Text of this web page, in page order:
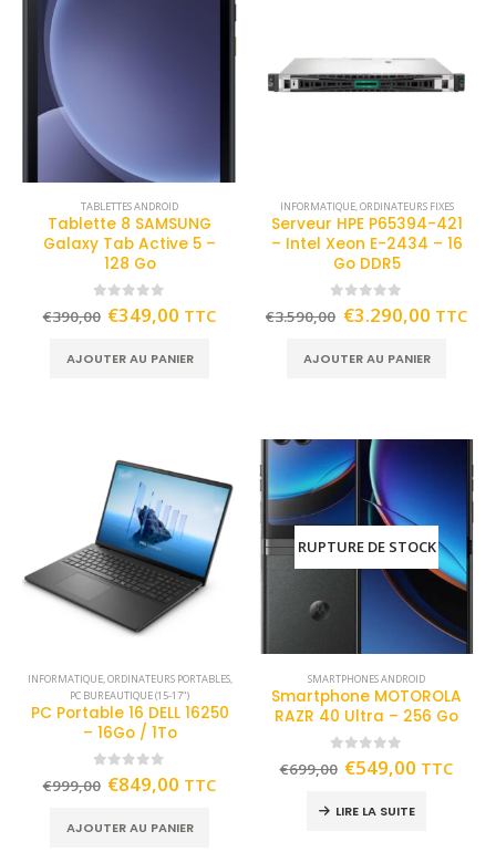
TABLETTES ANDROID
Tablette 8 SAMSUNG
Galaxy Tab Active 5 –
128 Go
out of 5
€390,00 €349,00 TTC
AJOUTER AU PANIER
INFORMATIQUE,ORDINATEURS FIXES
Serveur HPE P65394-421
– Intel Xeon E-2434 – 16
Go DDR5
out of 5
€3.590,00 €3.290,00 TTC
AJOUTER AU PANIER
INFORMATIQUE,ORDINATEURS PORTABLES,
PC BUREAUTIQUE (15-17")
PC Portable 16 DELL 16250
– 16Go / 1To
out of 5
€999,00 €849,00 TTC
AJOUTER AU PANIER
RUPTURE DE STOCK
SMARTPHONES ANDROID
Smartphone MOTOROLA
RAZR 40 Ultra – 256 Go
out of 5
€699,00 €549,00 TTC
LIRE LA SUITE